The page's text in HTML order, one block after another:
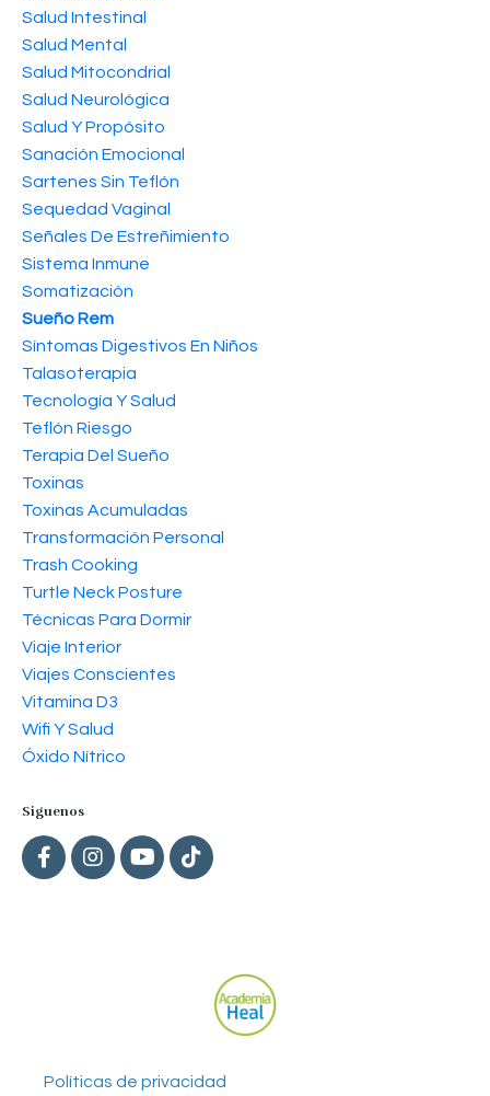
Salud Intestinal
Salud Mental
Salud Mitocondrial
Salud Neurológica
Salud Y Propósito
Sanación Emocional
Sartenes Sin Teflón
Sequedad Vaginal
Señales De Estreñimiento
Sistema Inmune
Somatización
Sueño Rem
Síntomas Digestivos En Niños
Talasoterapia
Tecnología Y Salud
Teflón Riesgo
Terapia Del Sueño
Toxinas
Toxinas Acumuladas
Transformación Personal
Trash Cooking
Turtle Neck Posture
Técnicas Para Dormir
Viaje Interior
Viajes Conscientes
Vitamina D3
Wifi Y Salud
Óxido Nítrico
Siguenos
Políticas de privacidad